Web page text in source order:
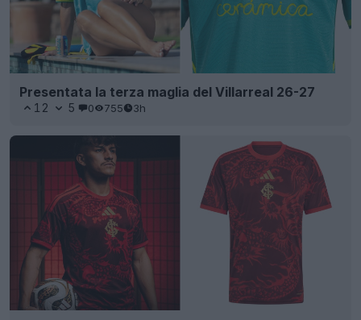
Presentata la terza maglia del Villarreal 26-27
12 5 0 755 3h